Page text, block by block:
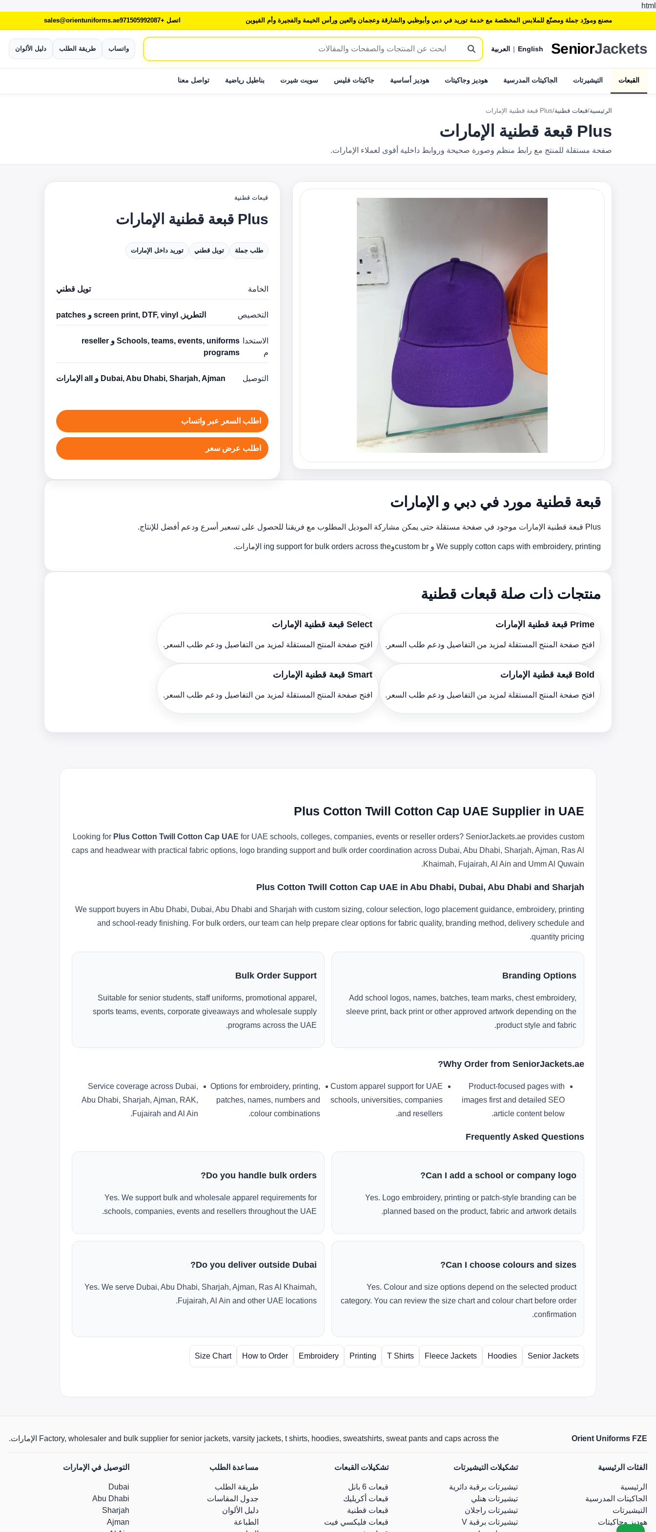
html
مصنع ومورّد جملة ومصنّع للملابس المخصّصة مع خدمة توريد في دبي وأبوظبي والشارقة وعجمان والعين ورأس الخيمة والفجيرة وأم القيوين اتصل +971505992087 sales@orientuniforms.ae
SeniorJackets
English
| العربية واتساب طريقة الطلب دليل الألوان
القبعات التيشيرتات الجاكيتات المدرسية هوديز وجاكيتات هوديز أساسية جاكيتات فليس سويت شيرت بناطيل رياضية تواصل معنا
الرئيسية/قبعات قطنية/Plus قبعة قطنية الإمارات
Plus قبعة قطنية الإمارات
صفحة مستقلة للمنتج مع رابط منظم وصورة صحيحة وروابط داخلية أقوى لعملاء الإمارات.
قبعات قطنية
Plus قبعة قطنية الإمارات
طلب جملة تويل قطني توريد داخل الإمارات
الخامة تويل قطني
التخصيص التطريز, screen print, DTF, vinyl و patches
الاستخدا
م
Schools, teams, events, uniforms و reseller
programs
التوصيل Dubai, Abu Dhabi, Sharjah, Ajman و all الإمارات
اطلب السعر عبر واتساب
اطلب عرض سعر
قبعة قطنية مورد في دبي و الإمارات
Plus قبعة قطنية الإمارات موجود في صفحة مستقلة حتى يمكن مشاركة الموديل المطلوب مع فريقنا للحصول على تسعير أسرع ودعم أفضل للإنتاج.
We supply cotton caps with embroidery, printing و custom brوing support for bulk orders across the الإمارات.
منتجات ذات صلة قبعات قطنية
Prime قبعة قطنية الإمارات
افتح صفحة المنتج المستقلة لمزيد من التفاصيل ودعم طلب السعر.
Select قبعة قطنية الإمارات
افتح صفحة المنتج المستقلة لمزيد من التفاصيل ودعم طلب السعر.
Bold قبعة قطنية الإمارات
افتح صفحة المنتج المستقلة لمزيد من التفاصيل ودعم طلب السعر.
Smart قبعة قطنية الإمارات
افتح صفحة المنتج المستقلة لمزيد من التفاصيل ودعم طلب السعر.
Plus Cotton Twill Cotton Cap UAE Supplier in UAE
Looking for Plus Cotton Twill Cotton Cap UAE for UAE schools, colleges, companies, events or reseller orders? SeniorJackets.ae provides custom
caps and headwear with practical fabric options, logo branding support and bulk order coordination across Dubai, Abu Dhabi, Sharjah, Ajman, Ras Al
Khaimah, Fujairah, Al Ain and Umm Al Quwain.
Plus Cotton Twill Cotton Cap UAE in Abu Dhabi, Dubai, Abu Dhabi and Sharjah
We support buyers in Abu Dhabi, Dubai, Abu Dhabi and Sharjah with custom sizing, colour selection, logo placement guidance, embroidery, printing
and school-ready finishing. For bulk orders, our team can help prepare clear options for fabric quality, branding method, delivery schedule and
quantity pricing.
Branding Options
Add school logos, names, batches, team marks, chest embroidery,
sleeve print, back print or other approved artwork depending on the
product style and fabric.
Bulk Order Support
Suitable for senior students, staff uniforms, promotional apparel,
sports teams, events, corporate giveaways and wholesale supply
programs across the UAE.
Why Order from SeniorJackets.ae?
Product-focused pages with
images first and detailed SEO
article content below.
Custom apparel support for UAE
schools, universities, companies
and resellers.
Options for embroidery, printing,
patches, names, numbers and
colour combinations.
Service coverage across Dubai,
Abu Dhabi, Sharjah, Ajman, RAK,
Fujairah and Al Ain.
Frequently Asked Questions
Can I add a school or company logo?
Yes. Logo embroidery, printing or patch-style branding can be
planned based on the product, fabric and artwork details.
Do you handle bulk orders?
Yes. We support bulk and wholesale apparel requirements for
schools, companies, events and resellers throughout the UAE.
Can I choose colours and sizes?
Yes. Colour and size options depend on the selected product
category. You can review the size chart and colour chart before order
confirmation.
Do you deliver outside Dubai?
Yes. We serve Dubai, Abu Dhabi, Sharjah, Ajman, Ras Al Khaimah,
Fujairah, Al Ain and other UAE locations.
Senior Jackets
Hoodies
Fleece Jackets
T Shirts
Printing
Embroidery
How to Order
Size Chart
Orient Uniforms FZE Factory, wholesaler and bulk supplier for senior jackets, varsity jackets, t shirts, hoodies, sweatshirts, sweat pants and caps across the الإمارات.
الفئات الرئيسية
الرئيسية
الجاكيتات المدرسية
التيشيرتات
هوديز وجاكيتات
تشكيلات التيشيرتات
تيشيرتات برقبة دائرية
تيشيرتات هنلي
تيشيرتات راجلان
تيشيرتات برقبة V
تشكيلات القبعات
قبعات 6 بانل
قبعات أكريليك
قبعات قطنية
قبعات فليكسي فيت
مساعدة الطلب
طريقة الطلب
جدول المقاسات
دليل الألوان
الطباعة
التوصيل في الإمارات
Dubai
Abu Dhabi
Sharjah
Ajman